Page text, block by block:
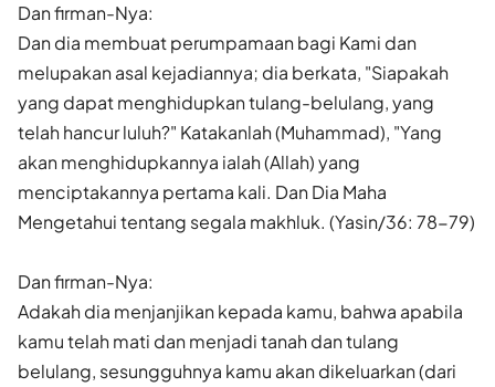
Dan firman-Nya:
Dan dia membuat perumpamaan bagi Kami dan
melupakan asal kejadiannya; dia berkata, "Siapakah
yang dapat menghidupkan tulang-belulang, yang
telah hancur luluh?" Katakanlah (Muhammad), "Yang
akan menghidupkannya ialah (Allah) yang
menciptakannya pertama kali. Dan Dia Maha
Mengetahui tentang segala makhluk. (Yasin/36: 78-79)
Dan firman-Nya:
Adakah dia menjanjikan kepada kamu, bahwa apabila
kamu telah mati dan menjadi tanah dan tulang
belulang, sesungguhnya kamu akan dikeluarkan (dari